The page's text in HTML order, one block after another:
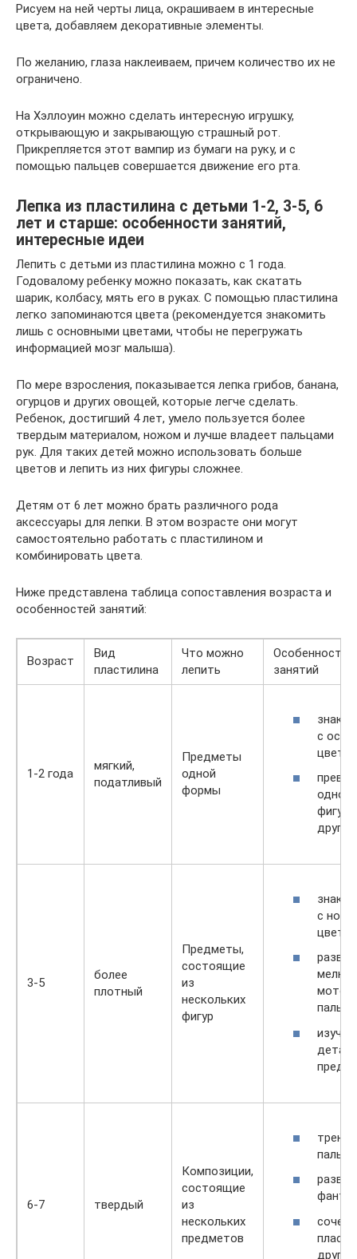
Рисуем на ней черты лица, окрашиваем в интересные
цвета, добавляем декоративные элементы.
По желанию, глаза наклеиваем, причем количество их не
ограничено.
На Хэллоуин можно сделать интересную игрушку,
открывающую и закрывающую страшный рот.
Прикрепляется этот вампир из бумаги на руку, и с
помощью пальцев совершается движение его рта.
Лепка из пластилина с детьми 1-2, 3-5, 6
лет и старше: особенности занятий,
интересные идеи
Лепить с детьми из пластилина можно с 1 года.
Годовалому ребенку можно показать, как скатать
шарик, колбасу, мять его в руках. С помощью пластилина
легко запоминаются цвета (рекомендуется знакомить
лишь с основными цветами, чтобы не перегружать
информацией мозг малыша).
По мере взросления, показывается лепка грибов, банана,
огурцов и других овощей, которые легче сделать.
Ребенок, достигший 4 лет, умело пользуется более
твердым материалом, ножом и лучше владеет пальцами
рук. Для таких детей можно использовать больше
цветов и лепить из них фигуры сложнее.
Детям от 6 лет можно брать различного рода
аксессуары для лепки. В этом возрасте они могут
самостоятельно работать с пластилином и
комбинировать цвета.
Ниже представлена таблица сопоставления возраста и
особенностей занятий:
Возраст
Вид
пластилина
Что можно
лепить
Особенности
занятий
1-2 года
мягкий,
податливый
Предметы
одной
формы
с
одной
другую
3-5
более
плотный
Предметы,
состоящие
из
нескольких
фигур
с
мелкой
6-7 твердый
Композиции,
состоящие
из
нескольких
предметов